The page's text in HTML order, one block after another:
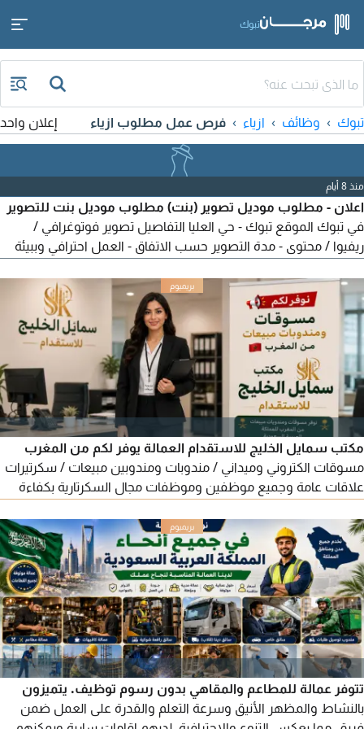
تبوك
تبوك وظائف ازياء فرص عمل مطلوب ازياء إعلان واحد
منذ 8 أيام
اعلان - مطلوب موديل تصوير (بنت) مطلوب موديل بنت للتصوير
في تبوك الموقع تبوك - حي العليا التفاصيل تصوير فوتوغرافي /
ريفيوا / محتوى - مدة التصوير حسب الاتفاق - العمل احترافي وببيئة
- يفضل وجود خبرة (ليست شرط) الأجر يتم تحديده بعد التواصل
للتواصل ارسال صور أو بورتفوليو عبر الخاص وتس استقدام أو داخل
المملكة من مصر
مكتب سمايل الخليج للاستقدام العمالة يوفر لكم من المغرب
مسوقات الكتروني وميداني / مندوبات ومندوبين مبيعات / سكرتيرات
علاقات عامة وجميع موظفين وموظفات مجال السكرتارية بكفاءة
تتوفر عمالة للمطاعم والمقاهي بدون رسوم توظيف. يتميزون
بالنشاط والمظهر الأنيق وسرعة التعلم والقدرة على العمل ضمن